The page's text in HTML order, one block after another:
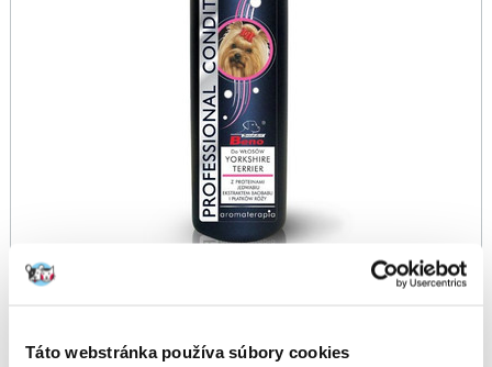
Táto webstránka používa súbory cookies